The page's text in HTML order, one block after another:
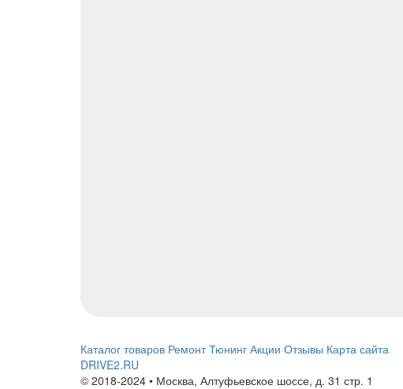
Каталог товаров Ремонт Тюнинг Акции Отзывы Карта сайта
DRIVE2.RU
© 2018-2024 • Москва, Алтуфьевское шоссе, д. 31 стр. 1